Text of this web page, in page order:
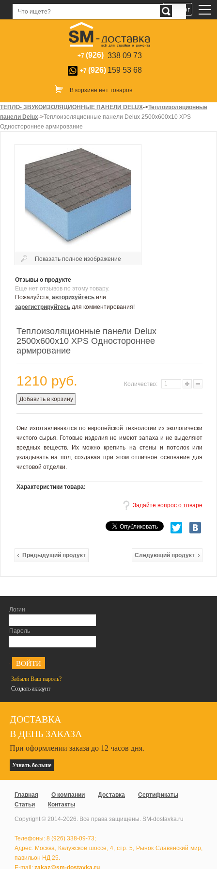
+7 (926) 338 09 73
+7 (926) 159 53 68
В корзине нет товаров
Логин
Пароль
Забыли Ваш пароль?
Создать аккаунт
ДОСТАВКА
В ДЕНЬ ЗАКАЗА
При оформлении заказа до 12 часов дня.
Узнать больше
ТЕПЛО- ЗВУКОИЗОЛЯЦИОННЫЕ ПАНЕЛИ DELUX->Теплоизоляционные
панели Delux->Теплоизоляционные панели Delux 2500х600х10 XPS
Одностороннее армирование
Показать полное изображение
Отзывы о продукте
Еще нет отзывов по этому товару.
Пожалуйста, авторизуйтесь или
зарегистрируйтесь для комментирования!
Теплоизоляционные панели Delux
2500х600х10 XPS Одностороннее
армирование
1210 руб. Количество:
Добавить в корзину
Они изготавливаются по европейской технологии из экологически
чистого сырья. Готовые изделия не имеют запаха и не выделяют
вредных веществ. Их можно крепить на стены и потолок или
укладывать на пол, создавая при этом отличное основание для
чистовой отделки.
Характеристики товара:
Задайте вопрос о товаре
Предыдущий продукт Следующий продукт
Главная О компании Доставка
Сертификаты
Статьи
Контакты
Copyright © 2014-2026. Все права защищены. SM-dostavka.ru
Телефоны: 8 (926) 338-09-73;
Адрес: Москва, Калужское шоссе, 4, стр. 5, Рынок Славянский мир,
павильон НД 25.
E-mail: zakaz@sm-dostavka.ru
Каталог